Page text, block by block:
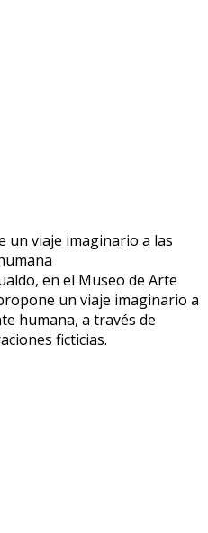
en el Museo de Arte
un viaje imaginario a
humana, a través de
ficticias.